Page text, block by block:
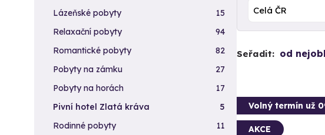
Seřadit: od
Volný termín už
AKCE
Lázeňské pobyty
15
Relaxační pobyty
94
Romantické pobyty
82
Pobyty na zámku
27
Pobyty na horách
17
Pivní hotel Zlatá kráva
5
Rodinné pobyty
11